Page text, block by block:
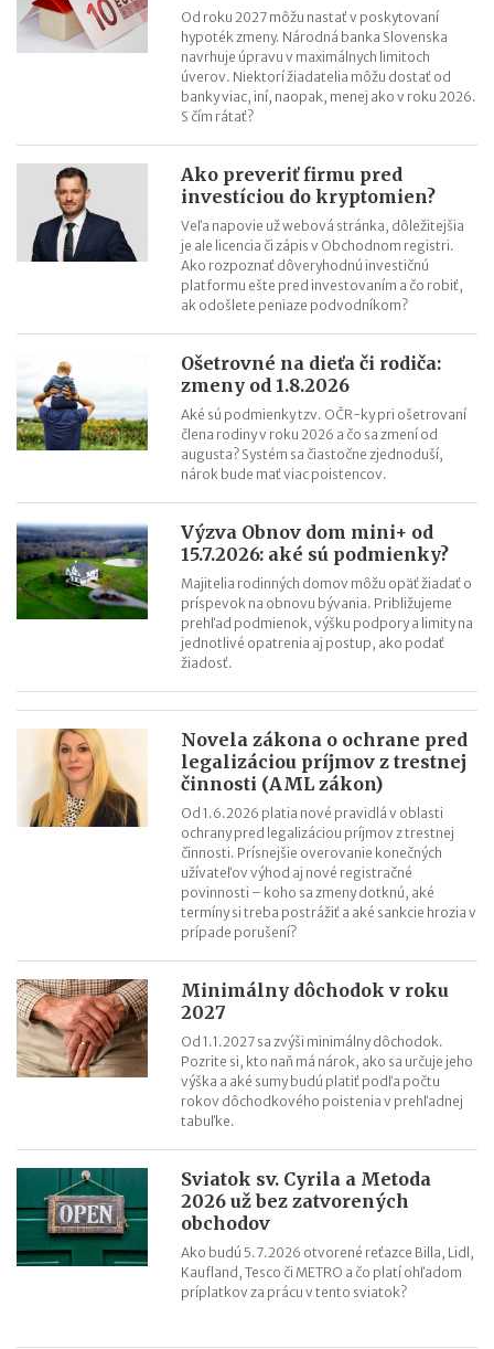
Od roku 2027 môžu nastať v poskytovaní
hypoték zmeny. Národná banka Slovenska
navrhuje úpravu v maximálnych limitoch
úverov. Niektorí žiadatelia môžu dostať od
banky viac, iní, naopak, menej ako v roku 2026.
S čím rátať?
Ako preveriť firmu pred
investíciou do kryptomien?
Veľa napovie už webová stránka, dôležitejšia
je ale licencia či zápis v Obchodnom registri.
Ako rozpoznať dôveryhodnú investičnú
platformu ešte pred investovaním a čo robiť,
ak odošlete peniaze podvodníkom?
Ošetrovné na dieťa či rodiča:
zmeny od 1.8.2026
Aké sú podmienky tzv. OČR-ky pri ošetrovaní
člena rodiny v roku 2026 a čo sa zmení od
augusta? Systém sa čiastočne zjednoduší,
nárok bude mať viac poistencov.
Výzva Obnov dom mini+ od
15.7.2026: aké sú podmienky?
Majitelia rodinných domov môžu opäť žiadať o
príspevok na obnovu bývania. Približujeme
prehľad podmienok, výšku podpory a limity na
jednotlivé opatrenia aj postup, ako podať
žiadosť.
Novela zákona o ochrane pred
legalizáciou príjmov z trestnej
činnosti (AML zákon)
Od 1.6.2026 platia nové pravidlá v oblasti
ochrany pred legalizáciou príjmov z trestnej
činnosti. Prísnejšie overovanie konečných
užívateľov výhod aj nové registračné
povinnosti – koho sa zmeny dotknú, aké
termíny si treba postrážiť a aké sankcie hrozia v
prípade porušení?
Minimálny dôchodok v roku
2027
Od 1.1.2027 sa zvýši minimálny dôchodok.
Pozrite si, kto naň má nárok, ako sa určuje jeho
výška a aké sumy budú platiť podľa počtu
rokov dôchodkového poistenia v prehľadnej
tabuľke.
Sviatok sv. Cyrila a Metoda
2026 už bez zatvorených
obchodov
Ako budú 5.7.2026 otvorené reťazce Billa, Lidl,
Kaufland, Tesco či METRO a čo platí ohľadom
príplatkov za prácu v tento sviatok?